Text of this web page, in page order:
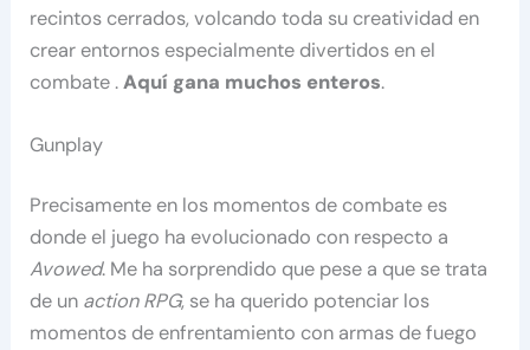
recintos cerrados, volcando toda su creatividad en
crear entornos especialmente divertidos en el
combate .Aquí gana muchos enteros.
Gunplay
Precisamente en los momentos de combate es
donde el juego ha evolucionado con respecto a
Avowed. Me ha sorprendido que pese a que se trata
de un action RPG, se ha querido potenciar los
momentos de enfrentamiento con armas de fuego